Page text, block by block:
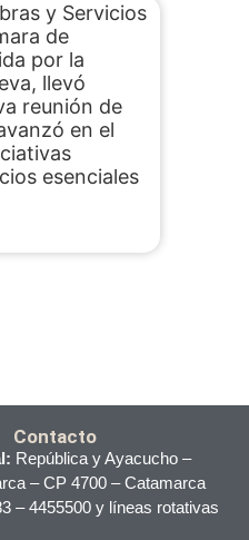
y Servicios
de
por la
llevó
reunión de
en el
esenciales
Contacto
República y Ayacucho –
– CP 4700 – Catamarca
– 4455500 y líneas rotativas